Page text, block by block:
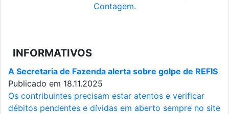
Contagem.
INFORMATIVOS
A Secretaria de Fazenda alerta sobre golpe de REFIS
Publicado em 18.11.2025
Os contribuintes precisam estar atentos e verificar
débitos pendentes e dívidas em aberto sempre no site